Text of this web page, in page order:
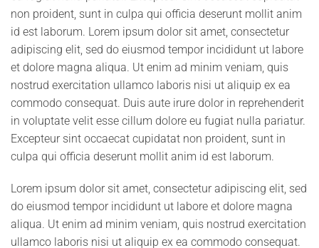
non proident, sunt in culpa qui officia deserunt mollit anim
id est laborum. Lorem ipsum dolor sit amet, consectetur
adipiscing elit, sed do eiusmod tempor incididunt ut labore
et dolore magna aliqua. Ut enim ad minim veniam, quis
nostrud exercitation ullamco laboris nisi ut aliquip ex ea
commodo consequat. Duis aute irure dolor in reprehenderit
in voluptate velit esse cillum dolore eu fugiat nulla pariatur.
Excepteur sint occaecat cupidatat non proident, sunt in
culpa qui officia deserunt mollit anim id est laborum.
Lorem ipsum dolor sit amet, consectetur adipiscing elit, sed
do eiusmod tempor incididunt ut labore et dolore magna
aliqua. Ut enim ad minim veniam, quis nostrud exercitation
ullamco laboris nisi ut aliquip ex ea commodo consequat.